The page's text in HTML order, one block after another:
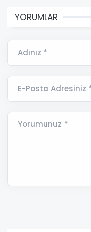
YORUMLAR
Adınız *
E-Posta Adresiniz *
Yorumunuz *